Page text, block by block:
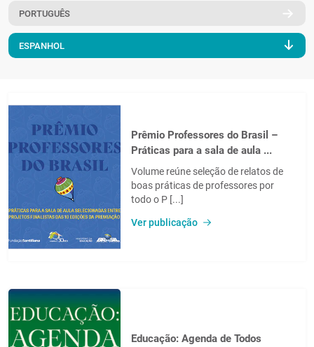
PT
PORTUGUÊS
ESPANHOL
Prêmio Professores do Brasil –
Práticas para a sala de aula ...
Volume reúne seleção de relatos de
boas práticas de professores por
todo o P [...]
Ver publicação
Educação: Agenda de Todos